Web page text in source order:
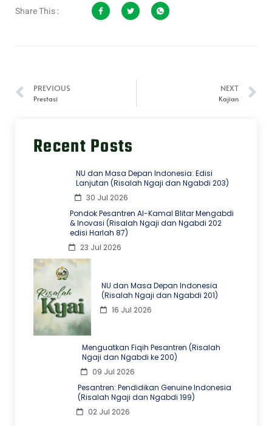
Share This :
PREVIOUS
Prestasi
NEXT
Kajian
Recent Posts
NU dan Masa Depan Indonesia: Edisi
Lanjutan (Risalah Ngaji dan Ngabdi 203)
30 Jul 2026
Pondok Pesantren Al-Kamal Blitar Mengabdi
& Inovasi (Risalah Ngaji dan Ngabdi 202
edisi Harlah 87)
23 Jul 2026
NU dan Masa Depan Indonesia
(Risalah Ngaji dan Ngabdi 201)
16 Jul 2026
Menguatkan Fiqih Pesantren (Risalah
Ngaji dan Ngabdi ke 200)
09 Jul 2026
Pesantren: Pendidikan Genuine Indonesia
(Risalah Ngaji dan Ngabdi 199)
02 Jul 2026